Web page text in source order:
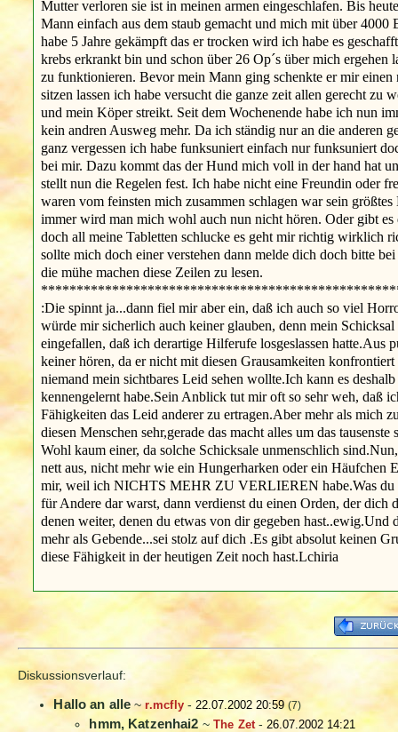
Mutter verloren sie ist in meinen armen eingeschlafen. Bis
Mann einfach aus dem staub gemacht und mich mit über
habe 5 Jahre gekämpft das er trocken wird ich habe es
krebs erkrankt bin und schon über 26 Op´s über mich
zu funktionieren. Bevor mein Mann ging schenkte er mir
sitzen lassen ich habe versucht die ganze zeit allen gerecht
und mein Köper streikt. Seit dem Wochenende habe ich nun
kein andren Ausweg mehr. Da ich ständig nur an die anderen
ganz vergessen ich habe funksuniert einfach nur funksuniert
bei mir. Dazu kommt das der Hund mich voll in der hand hat
stellt nun die Regelen fest. Ich habe nicht eine Freundin oder
waren vom feinsten mich zusammen schlagen war sein
immer wird man mich wohl auch nun nicht hören. Oder gibt
doch all meine Tabletten schlucke es geht mir richtig wirklich
sollte mich doch einer verstehen dann melde dich doch bitte
die mühe machen diese Zeilen zu lesen.
:Die spinnt ja...dann fiel mir aber ein, daß ich auch so viel
würde mir sicherlich auch keiner glauben, denn mein
eingefallen, daß ich derartige Hilferufe losgeslassen
keiner hören, da er nicht mit diesen Grausamkeiten
niemand mein sichtbares Leid sehen wollte.Ich kann es
kennengelernt habe.Sein Anblick tut mir oft so sehr weh, daß
Fähigkeiten das Leid anderer zu ertragen.Aber mehr als mich
diesen Menschen sehr,gerade das macht alles um das
Wohl kaum einer, da solche Schicksale unmenschlich
nett aus, nicht mehr wie ein Hungerharken oder ein Häufchen
mir, weil ich NICHTS MEHR ZU VERLIEREN habe.Was du
für Andere dar warst, dann verdienst du einen Orden, der
denen weiter, denen du etwas von dir gegeben
mehr als Gebende...sei stolz auf dich .Es gibt absolut keinen
diese Fähigkeit in der heutigen Zeit noch hast.Lchiria
Diskussionsverlauf:
Hallo an alle ~r.mcfly -22.07.2002 20:59 (7)
hmm, Katzenhai2 ~ The Zet -26.07.2002 14:21